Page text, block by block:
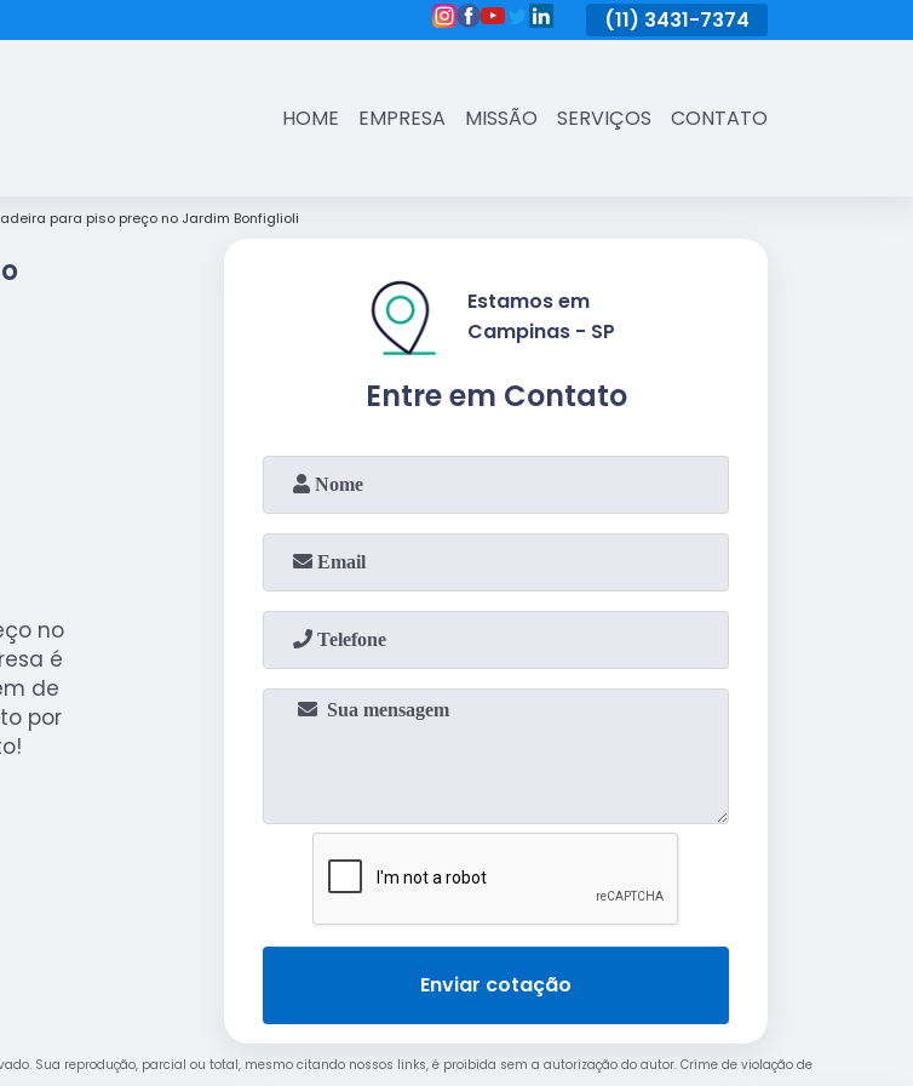
3431-7374 (11) 3431-7374
HOME EMPRESA MISSÃO SERVIÇOS CONTATO
para piso preço no Jardim Bonfiglioli
no
é
de
por
Entre em Contato
Estamos em
Campinas - SP
Enviar cotação
Sua reprodução, parcial ou total, mesmo citando nossos links, é proibida sem a autorização do autor. Crime de violação de